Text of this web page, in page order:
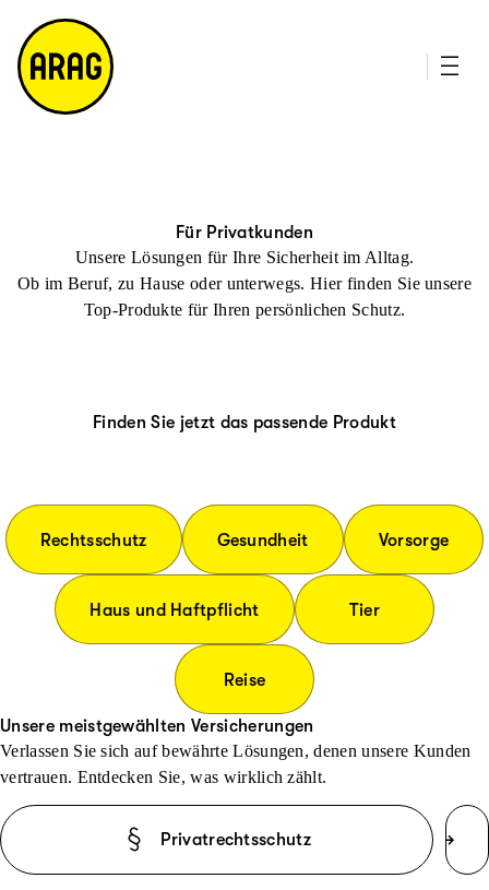
m
a
p
Für Privatkunden
Unsere Lösungen für Ihre Sicherheit im Alltag.
Ob im Beruf, zu Hause oder unterwegs. Hier finden Sie unsere
Top-Produkte für Ihren persönlichen Schutz.
Finden Sie jetzt das passende Produkt
Rechtsschutz Gesundheit Vorsorge
Haus und Haftpflicht Tier
Reise
Unsere meistgewählten Versicherungen
Verlassen Sie sich auf bewährte Lösungen, denen unsere Kunden
vertrauen. Entdecken Sie, was wirklich zählt.
Privatrechtsschutz